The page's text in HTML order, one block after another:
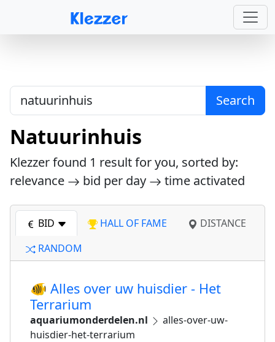
Search
Natuurinhuis
Klezzer found 1 result for you, sorted by:
relevance
bid per day time activated
BID HALL OF FAME
DISTANCE
RANDOM
🐠 Alles over uw huisdier - Het
Terrarium
aquariumonderdelen.nl
alles-over-uw-
huisdier-het-terrarium